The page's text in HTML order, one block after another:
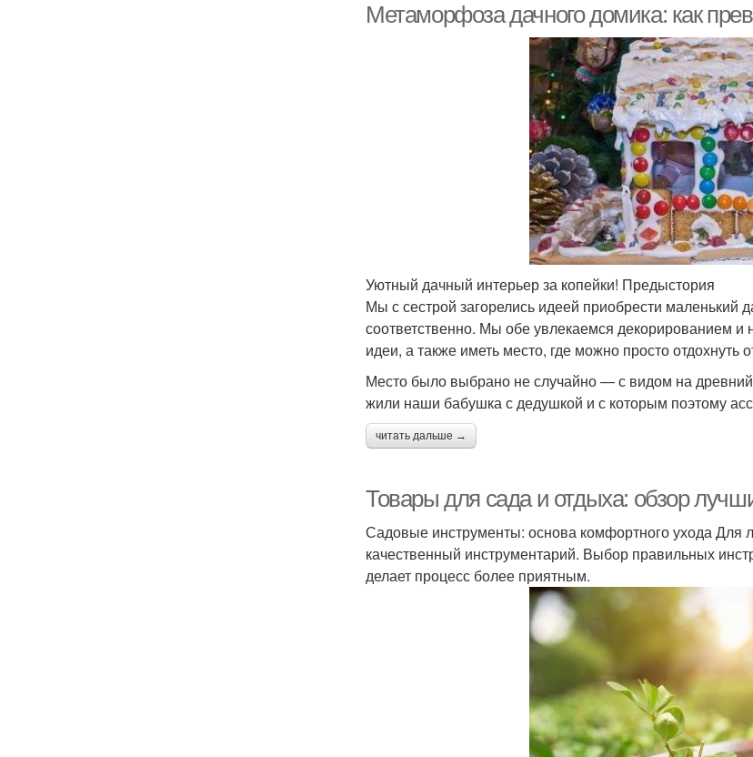
Метаморфоза дачного домика: как
Уютный дачный интерьер за копейки! Предыстория
Мы с сестрой загорелись идеей приобрести маленький
соответственно. Мы обе увлекаемся декорированием
идеи, а также иметь место, где можно просто отдохнуть
Место было выбрано не случайно — с видом на древний
жили наши бабушка с дедушкой и с которым поэтому
читать дальше →
Товары для сада и отдыха: обзор
Садовые инструменты: основа комфортного ухода Для
качественный инструментарий. Выбор правильных
делает процесс более приятным.